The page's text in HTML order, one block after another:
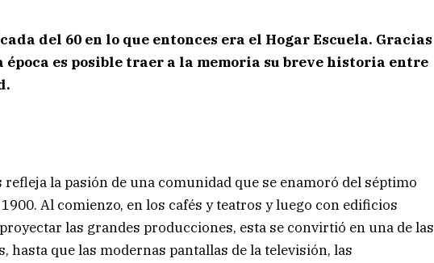
del 60 en lo que entonces era el Hogar Escuela. Gracias
es posible traer a la memoria su breve historia entre
la pasión de una comunidad que se enamoró del séptimo
Al comienzo, en los cafés y teatros y luego con edificios
las grandes producciones, esta se convirtió en una de las
que las modernas pantallas de la televisión, las